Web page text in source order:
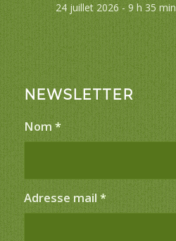
24 juillet 2026 - 9 h 35 min
NEWSLETTER
Nom *
Adresse mail *